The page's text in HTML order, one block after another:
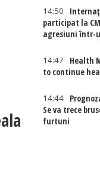
14:50
participat la
agresiuni într-
14:47
Health
to continue
14:44
Se va trece
furtuni